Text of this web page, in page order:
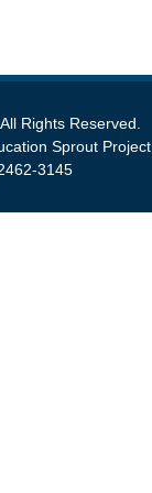
Rights Reserved.
Sprout Project
3145